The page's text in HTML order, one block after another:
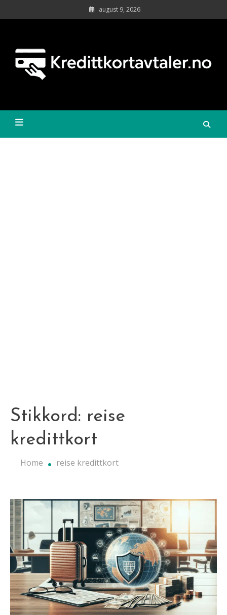
to
august 9, 2026
Stikkord: reise
kredittkort
Home reise kredittkort